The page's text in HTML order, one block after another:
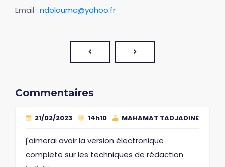
Email : ndoloumc@yahoo.fr
Commentaires
21/02/2023 14h10 MAHAMAT TADJADINE
j'aimerai avoir la version électronique
complete sur les techniques de rédaction